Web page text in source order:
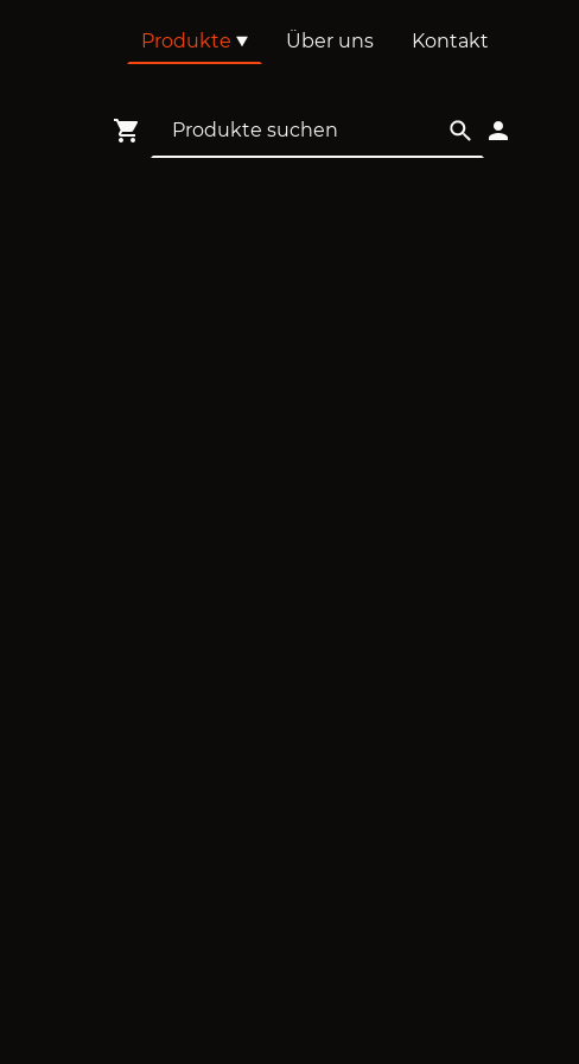
Produkte Über uns Kontakt